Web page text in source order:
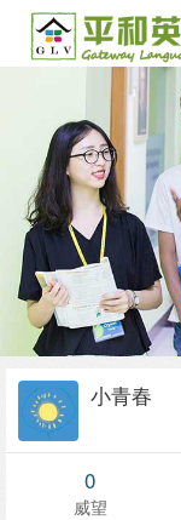
小青春
0
威望